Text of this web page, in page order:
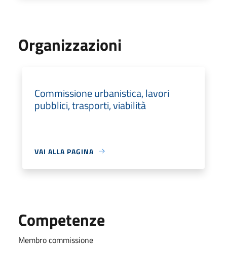
Organizzazioni
Commissione urbanistica, lavori
pubblici, trasporti, viabilità
VAI ALLA PAGINA
Competenze
Membro commissione